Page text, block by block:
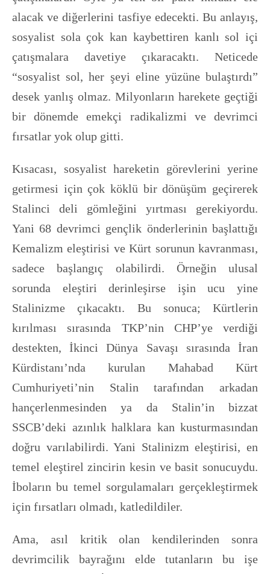
alacak ve diğerlerini tasfiye edecekti. Bu anlayış,
sosyalist sola çok kan kaybettiren kanlı sol içi
çatışmalara davetiye çıkaracaktı. Neticede
“sosyalist sol, her şeyi eline yüzüne bulaştırdı”
desek yanlış olmaz. Milyonların harekete geçtiği
bir dönemde emekçi radikalizmi ve devrimci
fırsatlar yok olup gitti.
Kısacası, sosyalist hareketin görevlerini yerine
getirmesi için çok köklü bir dönüşüm geçirerek
Stalinci deli gömleğini yırtması gerekiyordu.
Yani 68 devrimci gençlik önderlerinin başlattığı
Kemalizm eleştirisi ve Kürt sorunun kavranması,
sadece başlangıç olabilirdi. Örneğin ulusal
sorunda eleştiri derinleşirse işin ucu yine
Stalinizme çıkacaktı. Bu sonuca; Kürtlerin
kırılması sırasında TKP’nin CHP’ye verdiği
destekten, İkinci Dünya Savaşı sırasında İran
Kürdistanı’nda kurulan Mahabad Kürt
Cumhuriyeti’nin Stalin tarafından arkadan
hançerlenmesinden ya da Stalin’in bizzat
SSCB’deki azınlık halklara kan kusturmasından
doğru varılabilirdi. Yani Stalinizm eleştirisi, en
temel eleştirel zincirin kesin ve basit sonucuydu.
İboların bu temel sorgulamaları gerçekleştirmek
için fırsatları olmadı, katledildiler.
Ama, asıl kritik olan kendilerinden sonra
devrimcilik bayrağını elde tutanların bu işe